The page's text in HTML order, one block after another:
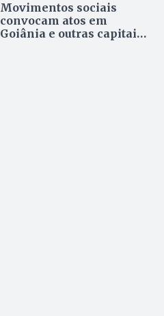
Movimentos sociais
convocam atos em
Goiânia e outras capitais